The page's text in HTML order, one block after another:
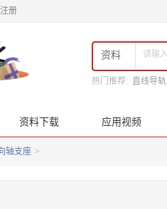
册
资料

热门推荐: 直线导轨
资料下载 应用视频
轴支座 >